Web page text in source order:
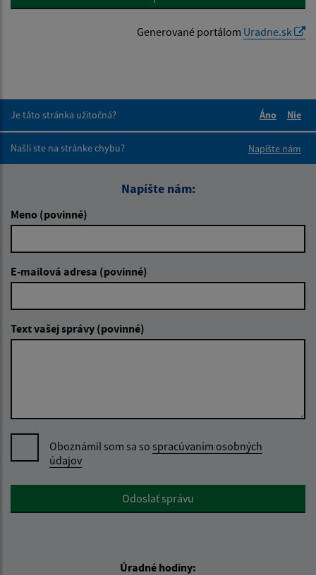
Generované portálom Uradne.sk
Je táto stránka užitočná?
Áno
Nie
Našli ste na stránke chybu?
Napíšte nám
Napíšte nám:
Meno (povinné)
E-mailová adresa (povinné)
Text vašej správy (povinné)
Oboznámil som sa so spracúvaním osobných
údajov
Google reCaptcha ResponseOdoslať správu
Úradné hodiny: